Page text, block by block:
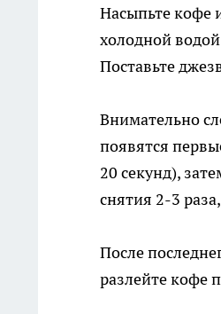
Насыпьте кофе
холодной
Поставьте
Внимательно
появятся
20 секунд),
снятия 2-3
После
разлейте кофе